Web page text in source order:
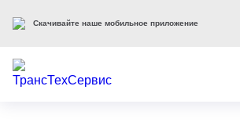
Скачивайте наше мобильное приложение